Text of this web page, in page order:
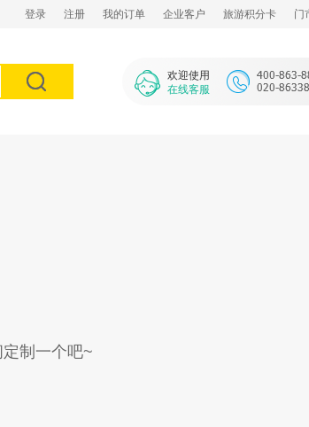
登录 注册 我的订单 企业客户 旅游积分卡 门
欢迎使用
在线客服
制一个吧~